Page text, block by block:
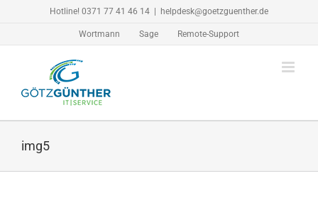
Hotline! 0371 77 41 46 14 helpdesk@goetzguenther.de
Wortmann Sage Remote-Support
img5